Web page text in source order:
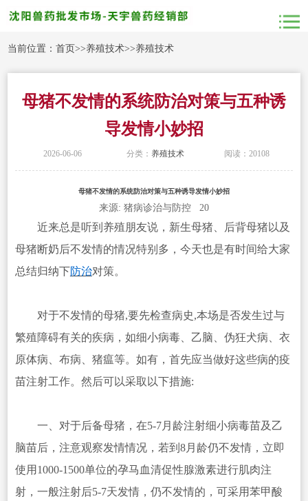
当前位置：首页>>养殖技术>>养殖技术
母猪不发情的系统防治对策与五种诱
导发情小妙招
2026-06-06 分类： 养殖技术 阅读：20108
母猪不发情的系统防治对策与五种诱导发情小妙招
来源: 猪病诊治与防控 20
近来总是听到养殖朋友说，新生母猪、后背母猪以及
母猪断奶后不发情的情况特别多，今天也是有时间给大家
总结归纳下防治对策。
对于不发情的母猪,要先检查病史,本场是否发生过与
繁殖障碍有关的疾病，如细小病毒、乙脑、伪狂犬病、衣
原体病、布病、猪瘟等。如有，首先应当做好这些病的疫
苗注射工作。然后可以采取以下措施:
一、对于后备母猪，在5-7月龄注射细小病毒苗及乙
脑苗后，注意观察发情情况，若到8月龄仍不发情，立即
使用1000-1500单位的孕马血清促性腺激素进行肌肉注
射，一般注射后5-7天发情，仍不发情的，可采用苯甲酸